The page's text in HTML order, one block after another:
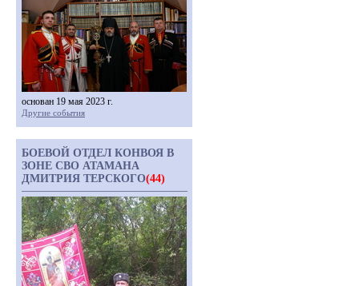
основан 19 мая 2023 г.
Другие события
БОЕВОЙ ОТДЕЛ КОНВОЯ В
ЗОНЕ СВО АТАМАНА
ДМИТРИЯ ТЕРСКОГО(44)